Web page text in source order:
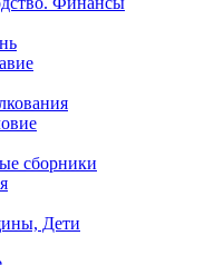
сборники
Дети